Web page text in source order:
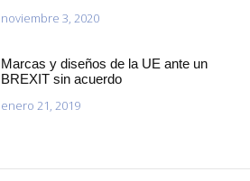
noviembre 3, 2020
Marcas y diseños de la UE ante un
BREXIT sin acuerdo
enero 21, 2019